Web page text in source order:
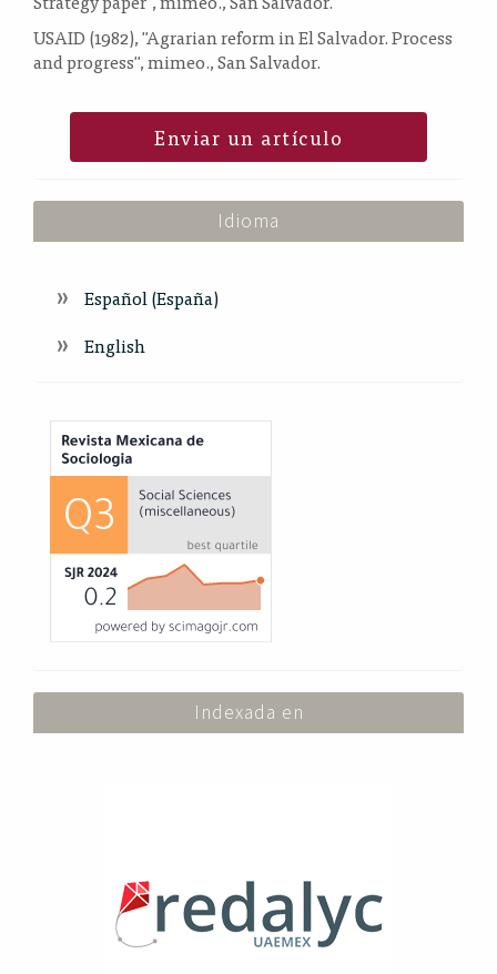
USAID (1982), "Agrarian reform in El Salvador. Process
and progress", mimeo., San Salvador.
Enviar un artículo
Idioma
Español (España)
English
Index
Indexada en